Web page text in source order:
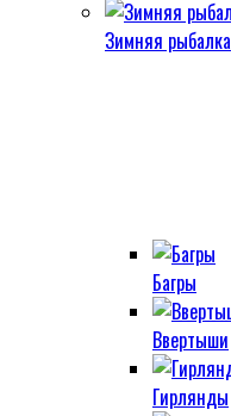
Зимняя рыбалка
Багры
Ввертыши
Гирлянды